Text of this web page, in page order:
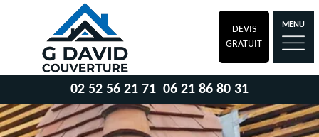
DEVIS
GRATUIT
MENU
02 52 56 21 71 06 21 86 80 31